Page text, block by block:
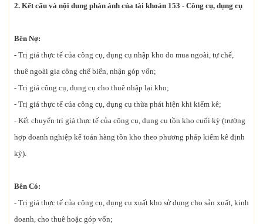
2. Kết cấu và nội dung phản ánh của tài khoản 153 - Công cụ, dụng cụ
Bên Nợ:
- Trị giá thực tế của công cụ, dụng cụ nhập kho do mua ngoài, tự chế,
thuê ngoài gia công chế biến, nhận góp vốn;
- Trị giá công cụ, dụng cụ cho thuê nhập lại kho;
- Trị giá thực tế của công cụ, dụng cụ thừa phát hiện khi kiểm kê;
- Kết chuyển trị giá thực tế của công cụ, dụng cụ tồn kho cuối kỳ (trường
hợp doanh nghiệp kế toán hàng tồn kho theo phương pháp kiểm kê định
kỳ).
Bên Có:
- Trị giá thực tế của công cụ, dụng cụ xuất kho sử dụng cho sản xuất, kinh
doanh, cho thuê hoặc góp vốn;